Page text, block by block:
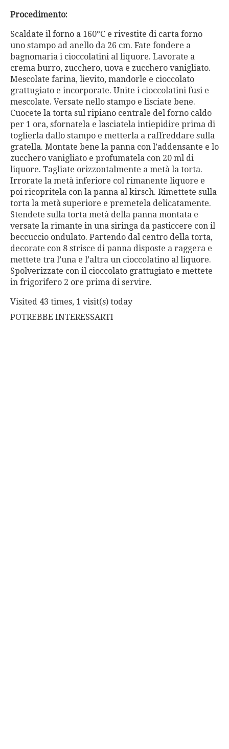
Procedimento:
Scaldate il forno a 160°C e rivestite di carta forno
uno stampo ad anello da 26 cm. Fate fondere a
bagnomaria i cioccolatini al liquore. Lavorate a
crema burro, zucchero, uova e zucchero vanigliato.
Mescolate farina, lievito, mandorle e cioccolato
grattugiato e incorporate. Unite i cioccolatini fusi e
mescolate. Versate nello stampo e lisciate bene.
Cuocete la torta sul ripiano centrale del forno caldo
per 1 ora, sfornatela e lasciatela intiepidire prima di
toglierla dallo stampo e metterla a raffreddare sulla
gratella. Montate bene la panna con l’addensante e lo
zucchero vanigliato e profumatela con 20 ml di
liquore. Tagliate orizzontalmente a metà la torta.
Irrorate la metà inferiore col rimanente liquore e
poi ricopritela con la panna al kirsch. Rimettete sulla
torta la metà superiore e premetela delicatamente.
Stendete sulla torta metà della panna montata e
versate la rimante in una siringa da pasticcere con il
beccuccio ondulato. Partendo dal centro della torta,
decorate con 8 strisce di panna disposte a raggera e
mettete tra l’una e l’altra un cioccolatino al liquore.
Spolverizzate con il cioccolato grattugiato e mettete
in frigorifero 2 ore prima di servire.
Visited 43 times, 1 visit(s) today
POTREBBE INTERESSARTI